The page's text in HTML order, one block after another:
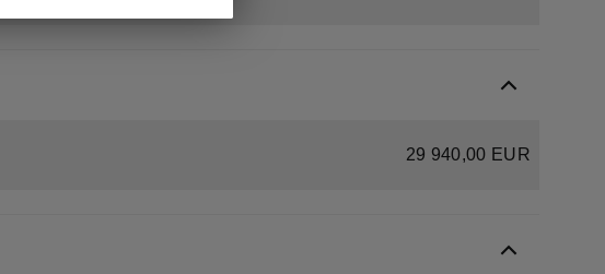
29 940,00 EUR